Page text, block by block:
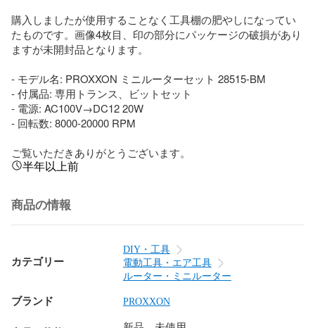
購入しましたが使用することなく工具棚の肥やしになってい
たものです。画像4枚目、印の部分にパッケージの破損があり
ますが未開封品となります。
- モデル名: PROXXON ミニルーターセット 28515-BM
- 付属品: 専用トランス、ビットセット
- 電源: AC100V→DC12 20W
- 回転数: 8000-20000 RPM
ご覧いただきありがとうございます。
半年以上前
商品の情報
カテゴリー
DIY・工具
電動工具・エア工具
ルーター・ミニルーター
ブランド PROXXON